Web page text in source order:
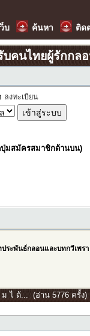
บ ค้นหา ติด
คนไทยผู้รักกล
ลงทะเบียน
ปุ่มสมัครสมาชิกด้านบน)
ระพันธ์กลอนและบทกวีเพรา
ไ ด้... (อ่าน 5776 ครั้ง)